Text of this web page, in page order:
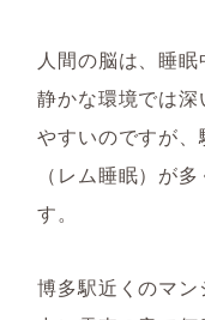
人間の脳は、睡眠
静かな環境では深
やすいのですが、
（レム睡眠）が
す。
博多駅近くのマ